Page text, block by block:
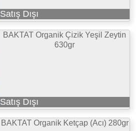
Satış Dışı
BAKTAT Organik Çizik Yeşil Zeytin
630gr
Satış Dışı
BAKTAT Organik Ketçap (Acı) 280gr